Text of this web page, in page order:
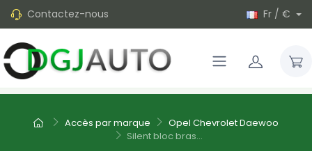
Contactez-nous Fr / €
Accès par marque
Opel Chevrolet Daewoo
Silent bloc bras...